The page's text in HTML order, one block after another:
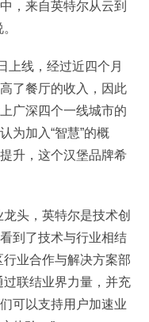
，来自英特尔从云到
上线，经过近四个月
了餐厅的收入，因此
广深四个一线城市的
为加入“智慧”的概
升，这个汉堡品牌希
头，英特尔是技术创
到了技术与行业相结
业合作与解决方案部
过联结业界力量，并充
可以支持用户加速业